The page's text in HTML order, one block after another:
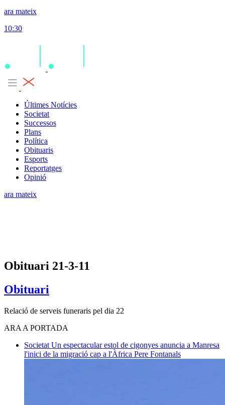
ara mateix
10:30
Últimes Notícies
Societat
Successos
Plans
Política
Obituaris
Esports
Reportatges
Opinió
ara mateix
Obituari 21-3-11
Obituari
Relació de serveis funeraris pel dia 22
ARA A PORTADA
Societat Un espectacular estol de cigonyes anuncia a Manresa
l'inici de la migració cap a l'Àfrica Pere Fontanals